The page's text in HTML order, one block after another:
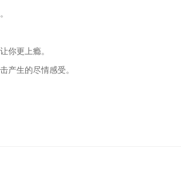
你更上瘾。
产生的尽情感受。